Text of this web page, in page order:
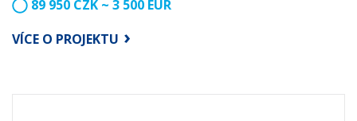
89 950 CZK ~ 3 500 EUR
VÍCE O PROJEKTU